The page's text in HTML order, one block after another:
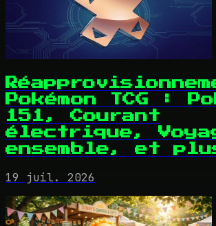
Pokémon TCG :
151, Courant
électrique,
ensemble, et
19 juil. 2026